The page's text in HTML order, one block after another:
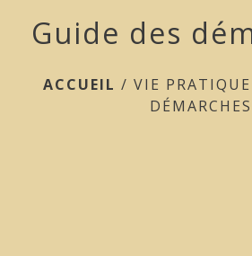
Guide des
ACCUEIL / VIE PRATIQUE
DÉMARCHES